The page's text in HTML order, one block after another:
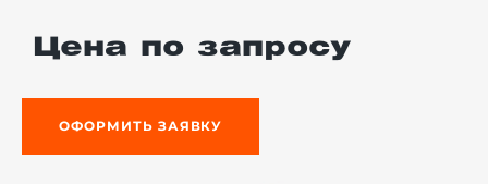
Цена по запросу
ОФОРМИТЬ ЗАЯВКУ